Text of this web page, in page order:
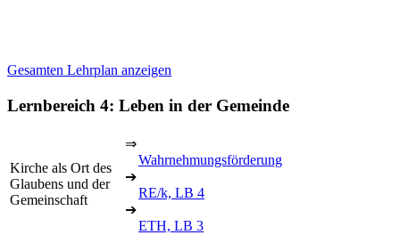
Gesamten Lehrplan anzeigen
Lernbereich 4: Leben in der Gemeinde
Kirche als Ort des
Glaubens und der
Gemeinschaft
⇒
Wahrnehmungsförderung
➔
RE/k, LB 4
➔
ETH, LB 3